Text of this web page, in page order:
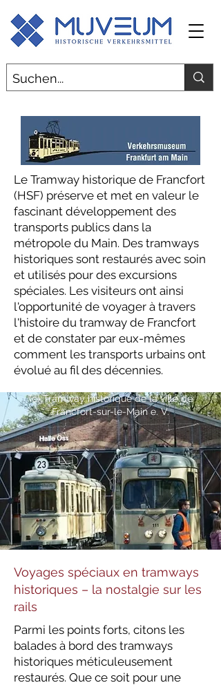
Le Tramway historique de Francfort
(HSF) préserve et met en valeur le
fascinant développement des
transports publics dans la
métropole du Main. Des tramways
historiques sont restaurés avec soin
et utilisés pour des excursions
spéciales. Les visiteurs ont ainsi
l'opportunité de voyager à travers
l'histoire du tramway de Francfort
et de constater par eux-mêmes
comment les transports urbains ont
évolué au fil des décennies.
(c) Tramway historique de la ville de
Francfort-sur-le-Main e. V.
Voyages spéciaux en tramways
historiques – la nostalgie sur les
rails
Parmi les points forts, citons les
balades à bord des tramways
historiques méticuleusement
restaurés. Que ce soit pour une